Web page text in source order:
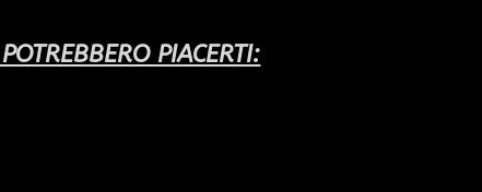
PIACERTI: